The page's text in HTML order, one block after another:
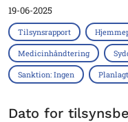
19-06-2025
Tilsynsrapport
Medicinhåndtering
Sanktion: Ingen
Dato for